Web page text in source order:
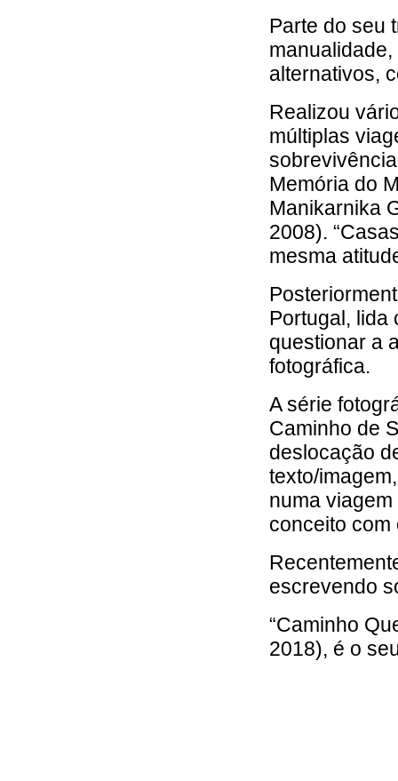
Parte do seu
alternativos,
Realizou
múltiplas
Memória do
Manikarnika
2008).
mesma
Portugal, lida
questionar a
fotográfica.
A série
Caminho de
deslocação
texto/
numa
conceito com
escrevendo
“Caminho
2018), é o